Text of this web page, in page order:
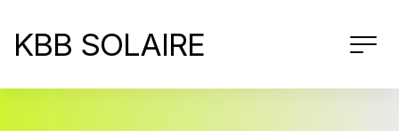
KBB SOLAIRE